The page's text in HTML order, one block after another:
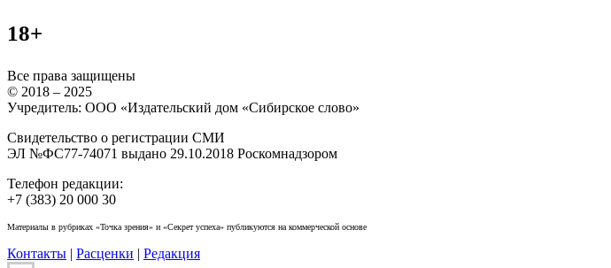
18+
Все права защищены
© 2018 – 2025
Учредитель: ООО «Издательский дом «Сибирское слово»
Свидетельство о регистрации СМИ
ЭЛ №ФС77-74071 выдано 29.10.2018 Роскомнадзором
Телефон редакции:
+7 (383) 20 000 30
Материалы в рубриках «Точка зрения» и «Секрет успеха» публикуются на коммерческой основе
Контакты | Расценки | Редакция